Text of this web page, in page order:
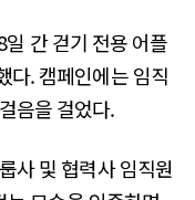
간 걷기 전용 어플
다. 캠페인에는 임직
음을 걸었다.
사 및 협력사 임직원